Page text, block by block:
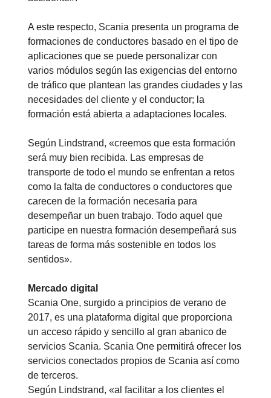
A este respecto, Scania presenta un programa de
formaciones de conductores basado en el tipo de
aplicaciones que se puede personalizar con
varios módulos según las exigencias del entorno
de tráfico que plantean las grandes ciudades y las
necesidades del cliente y el conductor; la
formación está abierta a adaptaciones locales.
Según Lindstrand, «creemos que esta formación
será muy bien recibida. Las empresas de
transporte de todo el mundo se enfrentan a retos
como la falta de conductores o conductores que
carecen de la formación necesaria para
desempeñar un buen trabajo. Todo aquel que
participe en nuestra formación desempeñará sus
tareas de forma más sostenible en todos los
sentidos».
Mercado digital
Scania One, surgido a principios de verano de
2017, es una plataforma digital que proporciona
un acceso rápido y sencillo al gran abanico de
servicios Scania. Scania One permitirá ofrecer los
servicios conectados propios de Scania así como
de terceros.
Según Lindstrand, «al facilitar a los clientes el